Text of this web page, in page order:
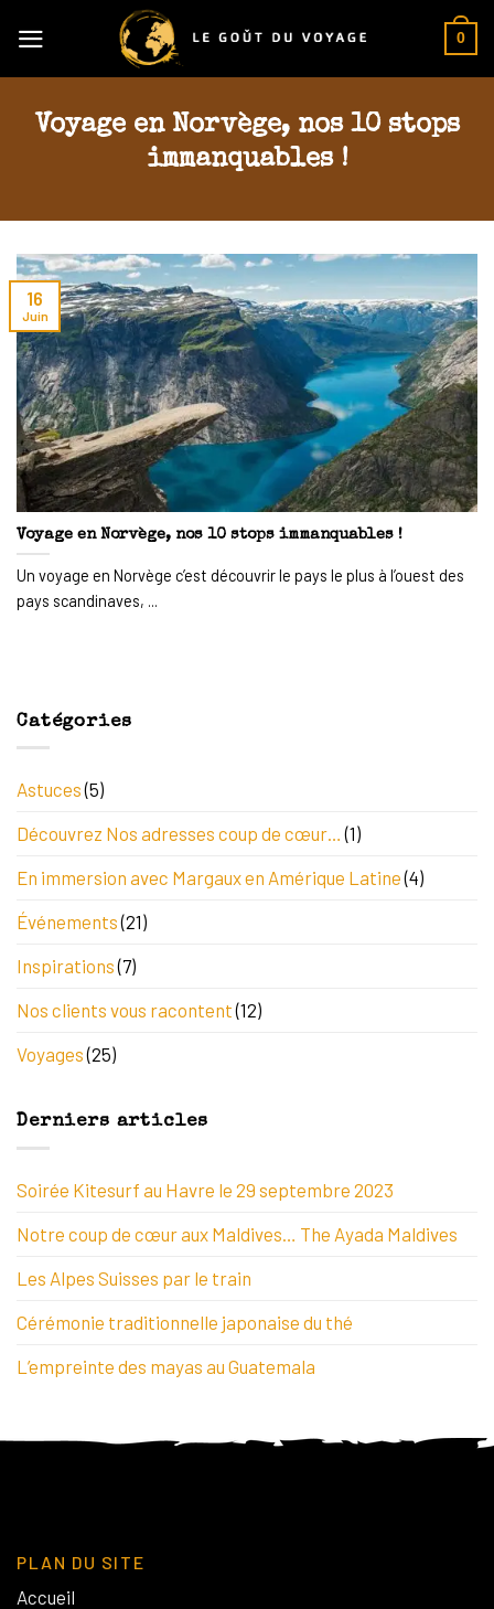
content
0
Voyage en Norvège, nos 10 stops
immanquables !
Voyage en Norvège, nos 10 stops immanquables !
Un voyage en Norvège c’est découvrir le pays le plus à l’ouest des
pays scandinaves, ...
16
Juin
Catégories
Astuces(5)
Découvrez Nos adresses coup de cœur… (1)
En immersion avec Margaux en Amérique Latine(4)
Événements(21)
Inspirations(7)
Nos clients vous racontent(12)
Voyages(25)
Derniers articles
Soirée Kitesurf au Havre le 29 septembre 2023
Notre coup de cœur aux Maldives… The Ayada Maldives
Les Alpes Suisses par le train
Cérémonie traditionnelle japonaise du thé
L’empreinte des mayas au Guatemala
PLAN DU SITE
Accueil